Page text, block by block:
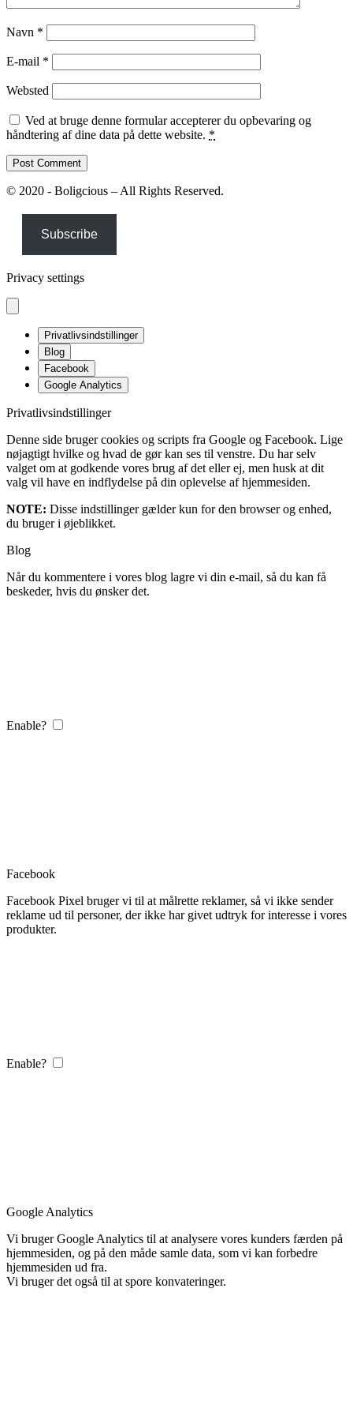
Navn *
E-mail *
Websted
Ved at bruge denne formular accepterer du opbevaring og
håndtering af dine data på dette website. *
© 2020 - Boligcious – All Rights Reserved.
Subscribe
Privacy settings
Privatlivsindstillinger
Blog
Facebook
Google Analytics
Privatlivsindstillinger
Denne side bruger cookies og scripts fra Google og Facebook. Lige
nøjagtigt hvilke og hvad de gør kan ses til venstre. Du har selv
valget om at godkende vores brug af det eller ej, men husk at dit
valg vil have en indflydelse på din oplevelse af hjemmesiden.
NOTE: Disse indstillinger gælder kun for den browser og enhed,
du bruger i øjeblikket.
Blog
Når du kommentere i vores blog lagre vi din e-mail, så du kan få
beskeder, hvis du ønsker det.
Enable?
Facebook
Facebook Pixel bruger vi til at målrette reklamer, så vi ikke sender
reklame ud til personer, der ikke har givet udtryk for interesse i vores
produkter.
Enable?
Google Analytics
Vi bruger Google Analytics til at analysere vores kunders færden på
hjemmesiden, og på den måde samle data, som vi kan forbedre
hjemmesiden ud fra.
Vi bruger det også til at spore konvateringer.